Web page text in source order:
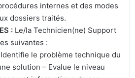
internes et des modes
dossiers traités.
: Le/la Technicien(ne) Support
suivantes :
le problème technique du
solution – Evalue le niveau